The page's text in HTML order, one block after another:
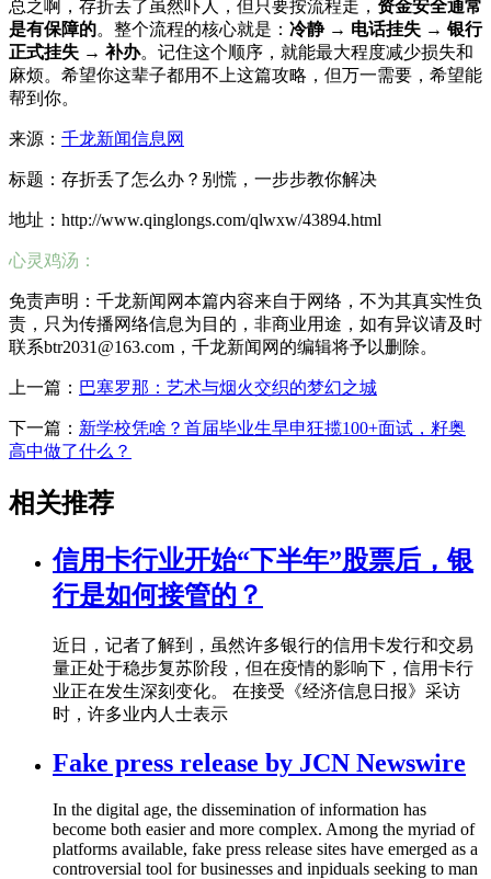
总之啊，存折丢了虽然吓人，但只要按流程走， 资金安全通常
是有保障的。整个流程的核心就是： 冷静 → 电话挂失 → 银行
正式挂失 → 补办。记住这个顺序，就能最大程度减少损失和
麻烦。希望你这辈子都用不上这篇攻略，但万一需要，希望能
帮到你。
来源： 千龙新闻信息网
标题：存折丢了怎么办？别慌，一步步教你解决
地址：http://www.qinglongs.com/qlwxw/43894.html
心灵鸡汤：
免责声明：千龙新闻网本篇内容来自于网络，不为其真实性负
责，只为传播网络信息为目的，非商业用途，如有异议请及时
联系btr2031@163.com，千龙新闻网的编辑将予以删除。
上一篇： 巴塞罗那：艺术与烟火交织的梦幻之城
下一篇： 新学校凭啥？首届毕业生早申狂揽100+面试，籽奥
高中做了什么？
相关推荐
信用卡行业开始“下半年”股票后，银
行是如何接管的？
近日，记者了解到，虽然许多银行的信用卡发行和交易
量正处于稳步复苏阶段，但在疫情的影响下，信用卡行
业正在发生深刻变化。 在接受《经济信息日报》采访
时，许多业内人士表示
Fake press release by JCN Newswire
In the digital age, the dissemination of information has
become both easier and more complex. Among the myriad of
platforms available, fake press release sites have emerged as a
controversial tool for businesses and inpiduals seeking to man